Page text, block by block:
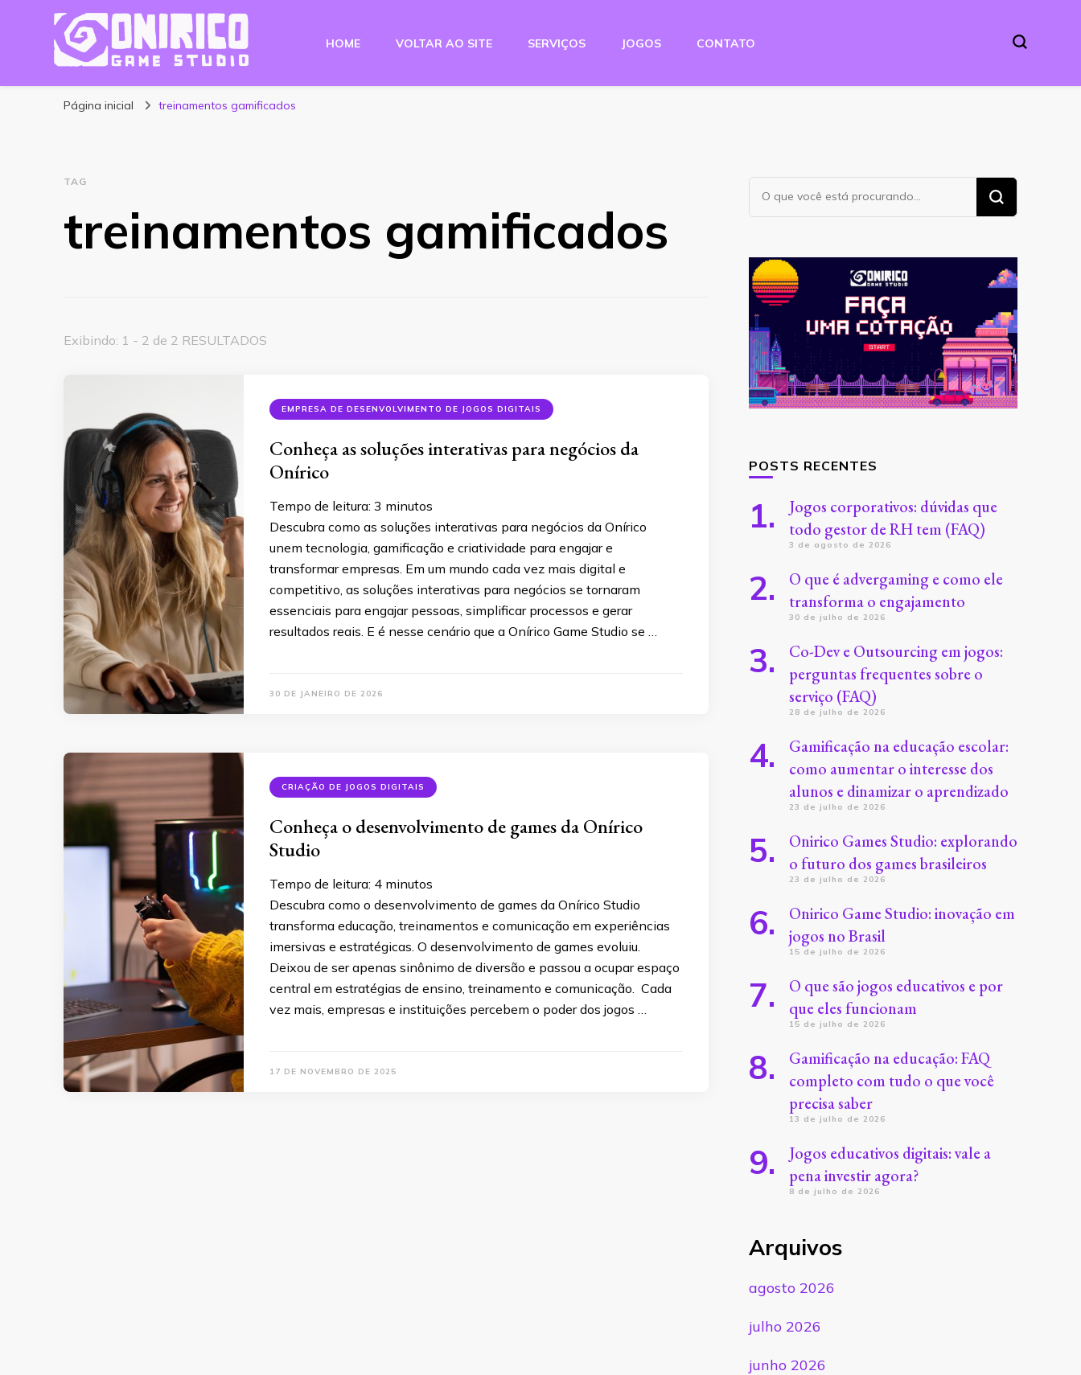
Blog Onirico Game Studio
HOME VOLTAR AO SITE SERVIÇOS JOGOS CONTATO
Página inicial treinamentos gamificados
TAG
treinamentos gamificados
Exibindo: 1 - 2 de 2 RESULTADOS
EMPRESA DE DESENVOLVIMENTO DE JOGOS DIGITAIS
Conheça as soluções interativas para negócios da
Onírico
Tempo de leitura: 3 minutos
Descubra como as soluções interativas para negócios da Onírico
unem tecnologia, gamificação e criatividade para engajar e
transformar empresas. Em um mundo cada vez mais digital e
competitivo, as soluções interativas para negócios se tornaram
essenciais para engajar pessoas, simplificar processos e gerar
resultados reais. E é nesse cenário que a Onírico Game Studio se …
30 DE JANEIRO DE 2026
CRIAÇÃO DE JOGOS DIGITAIS
Conheça o desenvolvimento de games da Onírico
Studio
Tempo de leitura: 4 minutos
Descubra como o desenvolvimento de games da Onírico Studio
transforma educação, treinamentos e comunicação em experiências
imersivas e estratégicas. O desenvolvimento de games evoluiu.
Deixou de ser apenas sinônimo de diversão e passou a ocupar espaço
central em estratégias de ensino, treinamento e comunicação. Cada
vez mais, empresas e instituições percebem o poder dos jogos …
17 DE NOVEMBRO DE 2025
Procurando
algo?
POSTS RECENTES
Jogos corporativos: dúvidas que
todo gestor de RH tem (FAQ)
3 de agosto de 2026
O que é advergaming e como ele
transforma o engajamento
30 de julho de 2026
Co-Dev e Outsourcing em jogos:
perguntas frequentes sobre o
serviço (FAQ)
28 de julho de 2026
Gamificação na educação escolar:
como aumentar o interesse dos
alunos e dinamizar o aprendizado
23 de julho de 2026
Onirico Games Studio: explorando
o futuro dos games brasileiros
23 de julho de 2026
Onirico Game Studio: inovação em
jogos no Brasil
15 de julho de 2026
O que são jogos educativos e por
que eles funcionam
15 de julho de 2026
Gamificação na educação: FAQ
completo com tudo o que você
precisa saber
13 de julho de 2026
Jogos educativos digitais: vale a
pena investir agora?
8 de julho de 2026
Arquivos
agosto 2026
julho 2026
junho 2026